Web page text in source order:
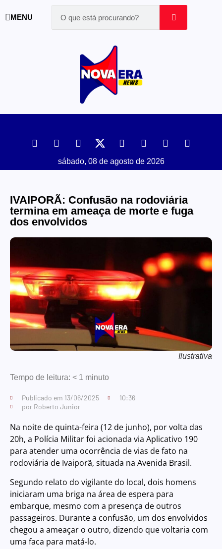
MENU
sábado, 08 de agosto de 2026
IVAIPORÃ: Confusão na rodoviária
termina em ameaça de morte e fuga
dos envolvidos
Ilustrativa
Tempo de leitura: < 1 minuto
Publicado em 13/06/2025
10:36
por Roberto Junior
Na noite de quinta-feira (12 de junho), por volta das
20h, a Polícia Militar foi acionada via Aplicativo 190
para atender uma ocorrência de vias de fato na
rodoviária de Ivaiporã, situada na Avenida Brasil.
Segundo relato do vigilante do local, dois homens
iniciaram uma briga na área de espera para
embarque, mesmo com a presença de outros
passageiros. Durante a confusão, um dos envolvidos
chegou a ameaçar o outro, dizendo que voltaria com
uma faca para matá-lo.